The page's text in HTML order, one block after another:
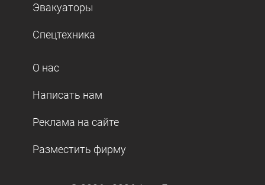
Эвакуаторы
Спецтехника
О нас
Написать нам
Реклама на сайте
Разместить фирму